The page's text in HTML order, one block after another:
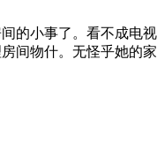
的小事了。看不成电
间物什。无怪乎她的